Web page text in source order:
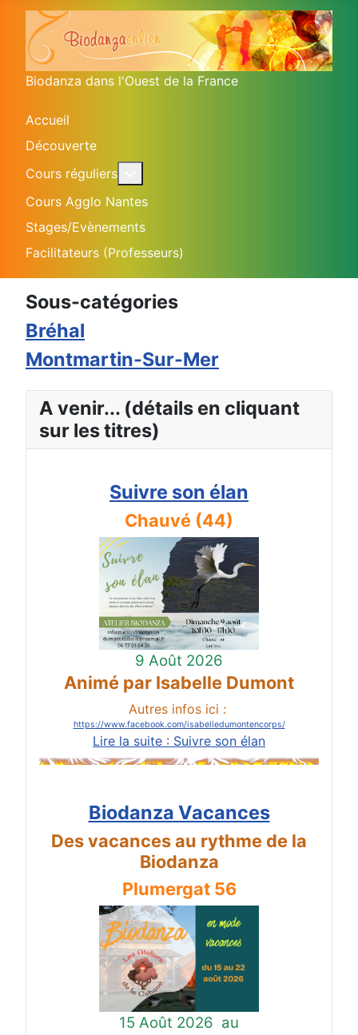
Biodanza dans l'Ouest de la France
Accueil
Découverte
Cours réguliers
Cours Agglo Nantes
Stages/Evènements
Facilitateurs (Professeurs)
Sous-catégories
Bréhal
Montmartin-Sur-Mer
A venir... (détails en cliquant
sur les titres)
Suivre son élan
Chauvé (44)
9 Août 2026
Animé par Isabelle Dumont
Autres infos ici :
https://www.facebook.com/isabelledumontencorps/
Lire la suite : Suivre son élan
Biodanza Vacances
Des vacances au rythme de la
Biodanza
Plumergat 56
15 Août 2026 au